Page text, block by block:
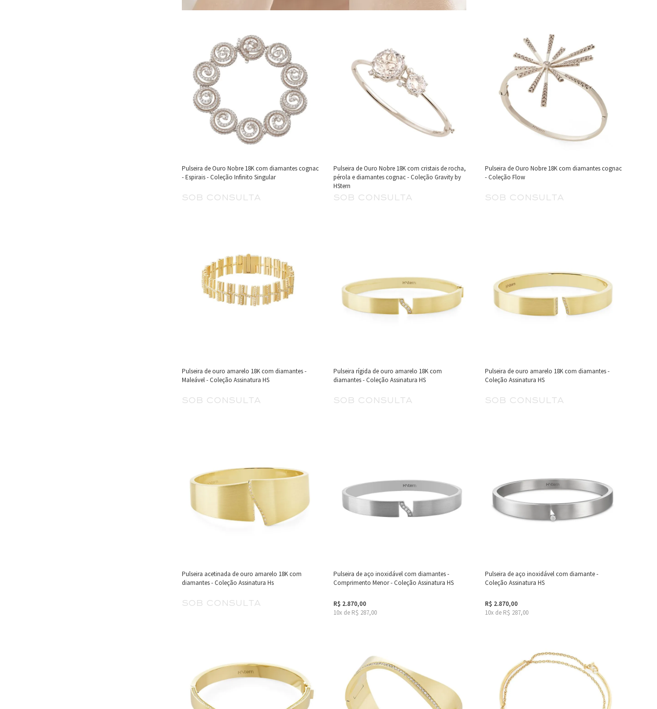
Pulseira de Ouro Nobre 18K com diamantes cognac
- Espirais - Coleção Infinito Singular
sob consulta
Pulseira de Ouro Nobre 18K com cristais de rocha,
pérola e diamantes cognac - Coleção Gravity by
HStern
sob consulta
Pulseira de Ouro Nobre 18K com diamantes cognac
- Coleção Flow
sob consulta
Pulseira de ouro amarelo 18K com diamantes -
Maleável - Coleção Assinatura HS
sob consulta
Pulseira rígida de ouro amarelo 18K com
diamantes - Coleção Assinatura HS
sob consulta
Pulseira de ouro amarelo 18K com diamantes -
Coleção Assinatura HS
sob consulta
Pulseira acetinada de ouro amarelo 18K com
diamantes - Coleção Assinatura Hs
sob consulta
Pulseira de aço inoxidável com diamantes -
Comprimento Menor - Coleção Assinatura HS
R$ 2.870,00
10x de R$ 287,00
Pulseira de aço inoxidável com diamante -
Coleção Assinatura HS
R$ 2.870,00
10x de R$ 287,00